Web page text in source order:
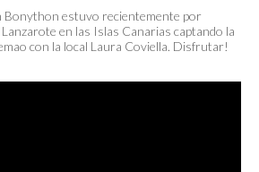
Bonython estuvo recientemente por
en las Islas Canarias captando la
con la local Laura Coviella. Disfrutar!